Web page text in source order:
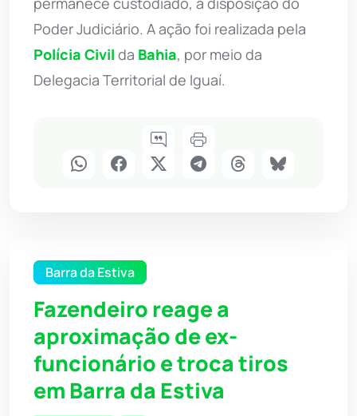
Poder Judiciário. A ação foi realizada pela
Polícia Civil da Bahia, por meio da
Delegacia Territorial de Iguaí.
Barra da Estiva
Fazendeiro reage a
aproximação de ex-
funcionário e troca tiros
em Barra da Estiva